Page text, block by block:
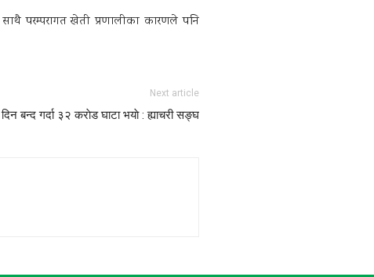
साथै परम्परागत खेती प्रणालीका कारणले पनि
Next article
बन्द गर्दा ३२ कराेड घाटा भयाे : ह्याचरी सङ्घ